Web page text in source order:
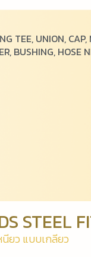
TEE, UNION,
BUSHING, HOSE
STEEL
นียว แบบเกลียว